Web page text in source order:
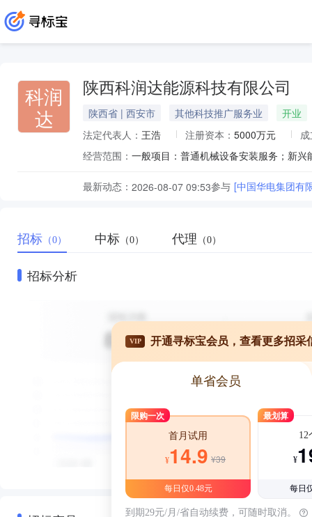
科润
达
陕西科润达能源科技有限公司
陕西省 | 西安市 其他科技推广服务业
开业
法定代表人： 王浩 注册资本： 5000万元
经营范围：
最新动态： 2026-08-07 09:53参与 [中国华电集团有
招标 （0） 中标 （0） 代理 （0）
招标分析
VIP 开通寻标宝会员，查看更多招采
单省会员
限购一次
首月试用
¥14.9 ¥39
每日仅0.48元
最划算
12
¥
每日
到期29元/月/省自动续费，可随时取消。